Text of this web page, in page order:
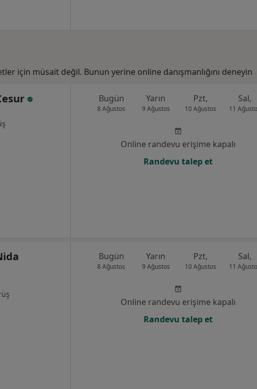
için müsait değil. Bunun yerine online danışmanlığını deneyin
Bugün
8 Ağustos
Yarın
9 Ağustos
Pzt,
10 Ağustos
Sal,
11
Online randevu erişime kapalı
Randevu talep et
Bugün
8 Ağustos
Yarın
9 Ağustos
Pzt,
10 Ağustos
Sal,
11
Online randevu erişime kapalı
Randevu talep et